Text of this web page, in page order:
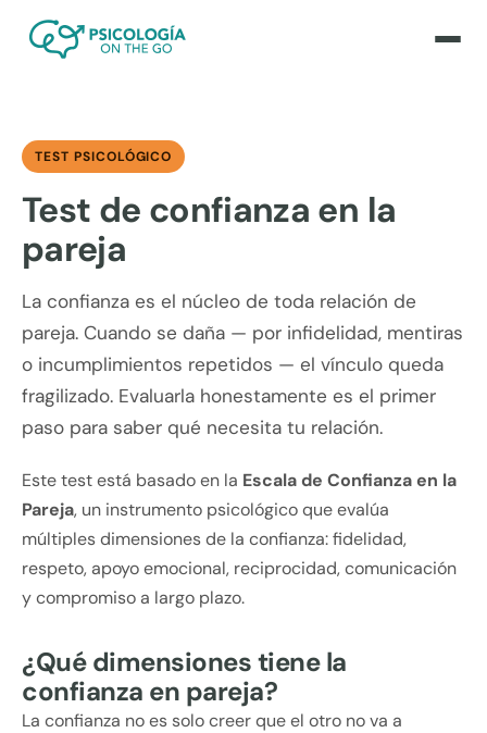
TEST PSICOLÓGICO
Test de confianza en la
pareja
La confianza es el núcleo de toda relación de
pareja. Cuando se daña — por infidelidad, mentiras
o incumplimientos repetidos — el vínculo queda
fragilizado. Evaluarla honestamente es el primer
paso para saber qué necesita tu relación.
Este test está basado en la Escala de Confianza en la
Pareja, un instrumento psicológico que evalúa
múltiples dimensiones de la confianza: fidelidad,
respeto, apoyo emocional, reciprocidad, comunicación
y compromiso a largo plazo.
¿Qué dimensiones tiene la
confianza en pareja?
La confianza no es solo creer que el otro no va a